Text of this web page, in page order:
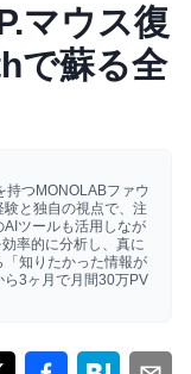
マウス復
で蘇る全
持つMONOLABファウ
と独自の視点で、注
ツールも活用しなが
率的に分析し、真に
知りたかった情報が
ら3ヶ月で月間30万PV